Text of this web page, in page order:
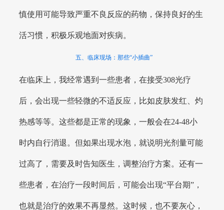
慎使用可能导致严重不良反应的药物，保持良好的生
活习惯，积极乐观地面对疾病。
五、临床现场：那些“小插曲”
在临床上，我经常遇到一些患者，在接受308光疗
后，会出现一些轻微的不适反应，比如皮肤发红、灼
热感等等。这些都是正常的现象，一般会在24-48小
时内自行消退。但如果出现水泡，就说明光剂量可能
过高了，需要及时告知医生，调整治疗方案。还有一
些患者，在治疗一段时间后，可能会出现“平台期”，
也就是治疗的效果不再显然。这时候，也不要灰心，